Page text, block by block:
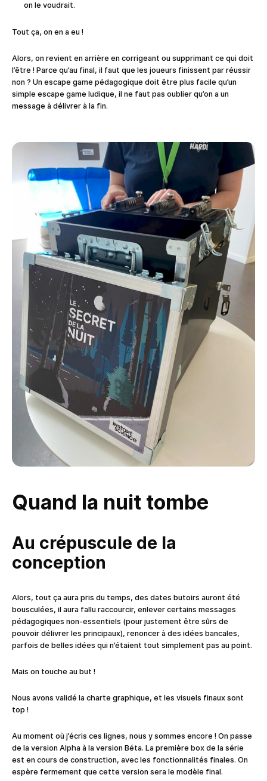
on le voudrait.
Tout ça, on en a eu !
Alors, on revient en arrière en corrigeant ou supprimant ce qui doit
l’être ! Parce qu’au final, il faut que les joueurs finissent par réussir
non ? Un escape game pédagogique doit être plus facile qu’un
simple escape game ludique, il ne faut pas oublier qu’on a un
message à délivrer à la fin.
Quand la nuit tombe
Au crépuscule de la
conception
Alors, tout ça aura pris du temps, des dates butoirs auront été
bousculées, il aura fallu raccourcir, enlever certains messages
pédagogiques non-essentiels (pour justement être sûrs de
pouvoir délivrer les principaux), renoncer à des idées bancales,
parfois de belles idées qui n’étaient tout simplement pas au point.
Mais on touche au but !
Nous avons validé la charte graphique, et les visuels finaux sont
top !
Au moment où j’écris ces lignes, nous y sommes encore ! On passe
de la version Alpha à la version Béta. La première box de la série
est en cours de construction, avec les fonctionnalités finales. On
espère fermement que cette version sera le modèle final.